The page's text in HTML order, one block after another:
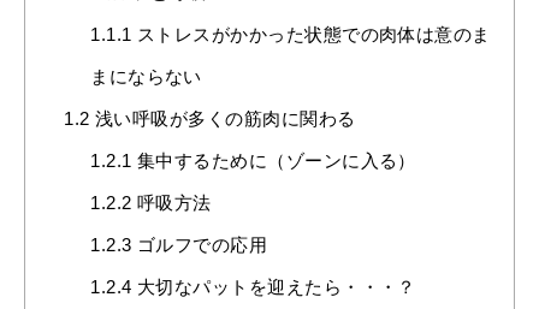
1.1.1 ストレスがかかった状態での肉体は意のま
まにならない
1.2 浅い呼吸が多くの筋肉に関わる
1.2.1 集中するために（ゾーンに入る）
1.2.2 呼吸方法
1.2.3 ゴルフでの応用
1.2.4 大切なパットを迎えたら・・・？